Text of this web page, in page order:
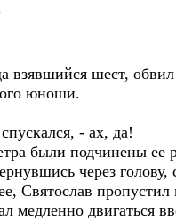
шест,
юноши.
- ах, да!
были подчинены ее
через голову,
пропустил
двигаться